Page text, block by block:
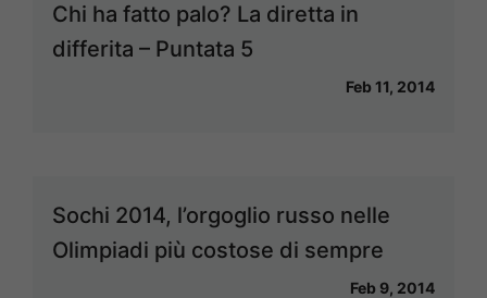
Chi ha fatto palo? La diretta in
differita – Puntata 5
Feb 11, 2014
Sochi 2014, l’orgoglio russo nelle
Olimpiadi più costose di sempre
Feb 9, 2014